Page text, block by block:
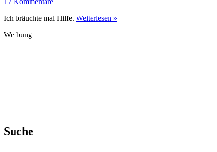
17 Kommentare
Ich bräuchte mal Hilfe. Weiterlesen »
Werbung
Suche